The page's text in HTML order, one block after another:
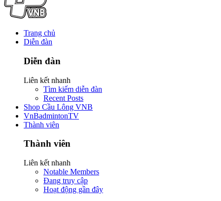
Trang chủ
Diễn đàn
Diễn đàn
Liên kết nhanh
Tìm kiếm diễn đàn
Recent Posts
Shop Cầu Lông VNB
VnBadmintonTV
Thành viên
Thành viên
Liên kết nhanh
Notable Members
Đang truy cập
Hoạt động gần đây